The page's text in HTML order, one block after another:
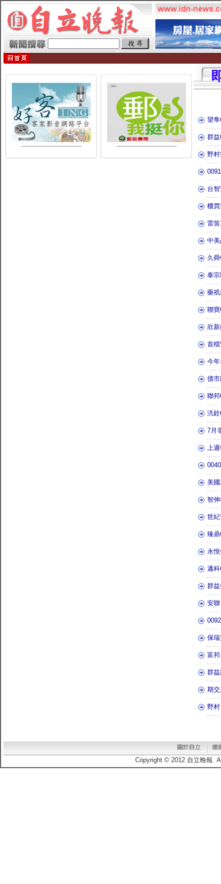
望
群
野
台
櫃
雷
中
久
泰宗
藥
聯
欣
首
今
債
聯
汎
7月
上
美
智
世
臻
永
邁
群
安
保
富
群
期
野
Copyright © 2012 自立晚報.